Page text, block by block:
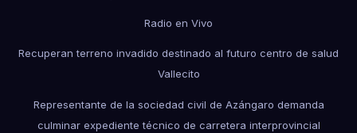
Radio en Vivo
Recuperan terreno invadido destinado al futuro centro de salud
Vallecito
Representante de la sociedad civil de Azángaro demanda
culminar expediente técnico de carretera interprovincial